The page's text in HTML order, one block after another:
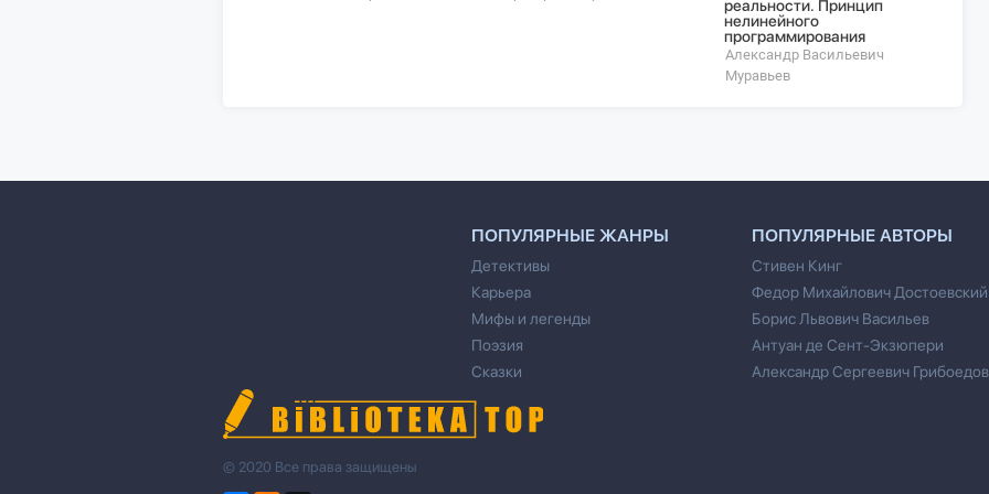
реальности. Принцип
нелинейного
программирования
Александр Васильевич
Муравьев
ПОПУЛЯРНЫЕ ЖАНРЫ
Детективы
Карьера
Мифы и легенды
Поэзия
Сказки
ПОПУЛЯРНЫЕ АВТОРЫ
Стивен Кинг
Федор Михайлович Достоевский
Борис Львович Васильев
Антуан де Сент-Экзюпери
Александр Сергеевич Грибоедов
© 2020 Все права защищены